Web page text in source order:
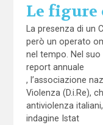
Le figure
La presenza di un
però un operato
nel tempo. Nel suo
report annuale
, l’associazione
Violenza (D.i.Re),
antiviolenza
indagine Istat